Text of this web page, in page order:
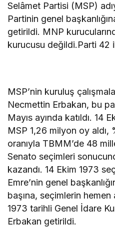
Selâmet Partisi (MSP)
Partinin genel
getirildi. MNP
kurucusu değildi.Parti 42
MSP’nin kuruluş
Necmettin Erbakan, bu
Mayıs ayında katıldı. 14
MSP 1,26 milyon oy aldı,
oranıyla TBMM’de 48
Senato seçimleri
kazandı. 14 Ekim 1973
Emre’nin genel
başına, seçimlerin hemen
1973 tarihli Genel İdare
Erbakan getirildi.